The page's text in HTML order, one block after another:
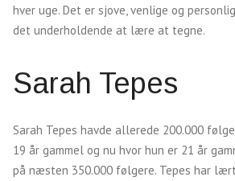
hver uge. Det er sjove, venlige og
det underholdende at lære at tegne.
Sarah Tepes
Sarah Tepes havde allerede 200.000
19 år gammel og nu hvor hun er 21 år
på næsten 350.000 følgere. Tepes har